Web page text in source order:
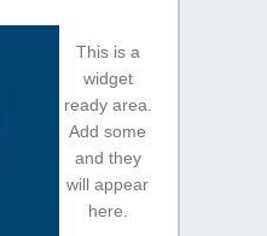
This is a
widget
ready area.
Add some
and they
will appear
here.